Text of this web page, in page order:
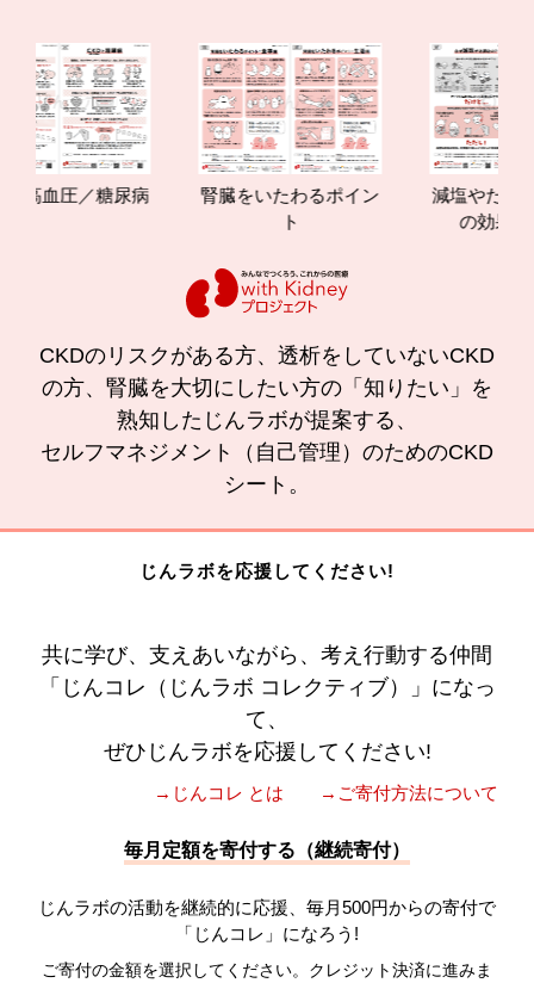
血圧／糖尿病
腎臓をいたわるポイン
減塩やたんぱく
の効果と重
CKDのリスクがある方、透析をしていないCKD
の方、腎臓を大切にしたい方の「知りたい」を
熟知したじんラボが提案する、
セルフマネジメント（自己管理）のためのCKD
シート。
じんラボを応援してください!
共に学び、支えあいながら、考え行動する仲間
「じんコレ（じんラボ コレクティブ）」になっ
て、
ぜひじんラボを応援してください!
→じんコレ とは →ご寄付方法について
毎月定額を寄付する（継続寄付）
じんラボの活動を継続的に応援、毎月500円からの寄付で
「じんコレ」になろう!
ご寄付の金額を選択してください。クレジット決済に進みま